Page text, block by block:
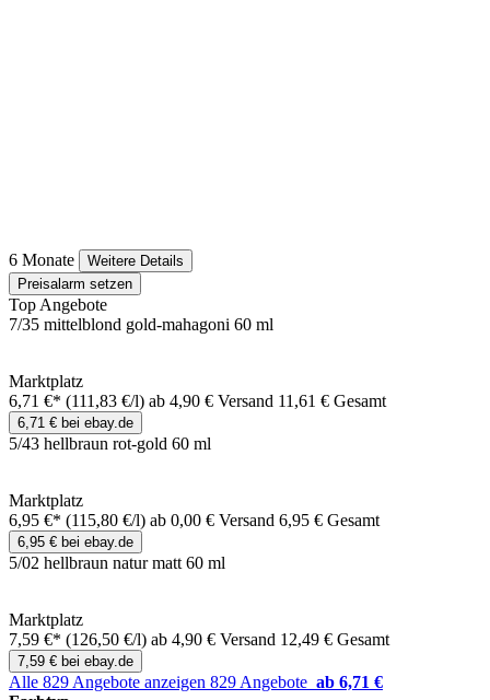
6 Monate
Weitere Details
Preisalarm setzen
Top Angebote
7/35 mittelblond gold-mahagoni 60 ml
Marktplatz
6,71 €* (111,83 €/l) ab 4,90 € Versand 11,61 € Gesamt
6,71 € bei ebay.de
5/43 hellbraun rot-gold 60 ml
Marktplatz
6,95 €* (115,80 €/l) ab 0,00 € Versand 6,95 € Gesamt
6,95 € bei ebay.de
5/02 hellbraun natur matt 60 ml
Marktplatz
7,59 €* (126,50 €/l) ab 4,90 € Versand 12,49 € Gesamt
7,59 € bei ebay.de
Alle 829 Angebote anzeigen 829 Angebote ab 6,71 €